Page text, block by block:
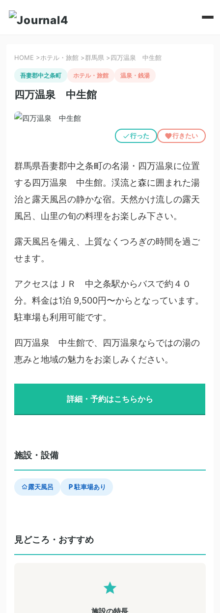
HOME >ホテル・旅館 >群馬県 >四万温泉 中生館
吾妻郡中之条町 ホテル・旅館 温泉・銭湯
四万温泉 中生館
行った 行きたい
群馬県吾妻郡中之条町の名湯・四万温泉に位置
する四万温泉 中生館。渓流と森に囲まれた湯
治と露天風呂の静かな宿。天然かけ流しの露天
風呂、山里の旬の料理をお楽しみ下さい。
露天風呂を備え、上質なくつろぎの時間を過ご
せます。
アクセスはＪＲ 中之条駅からバスで約４０
分。料金は1泊 9,500円〜からとなっています。
駐車場も利用可能です。
四万温泉 中生館で、四万温泉ならではの湯の
恵みと地域の魅力をお楽しみください。
詳細・予約はこちらから
施設・設備
露天風呂 駐車場あり
見どころ・おすすめ